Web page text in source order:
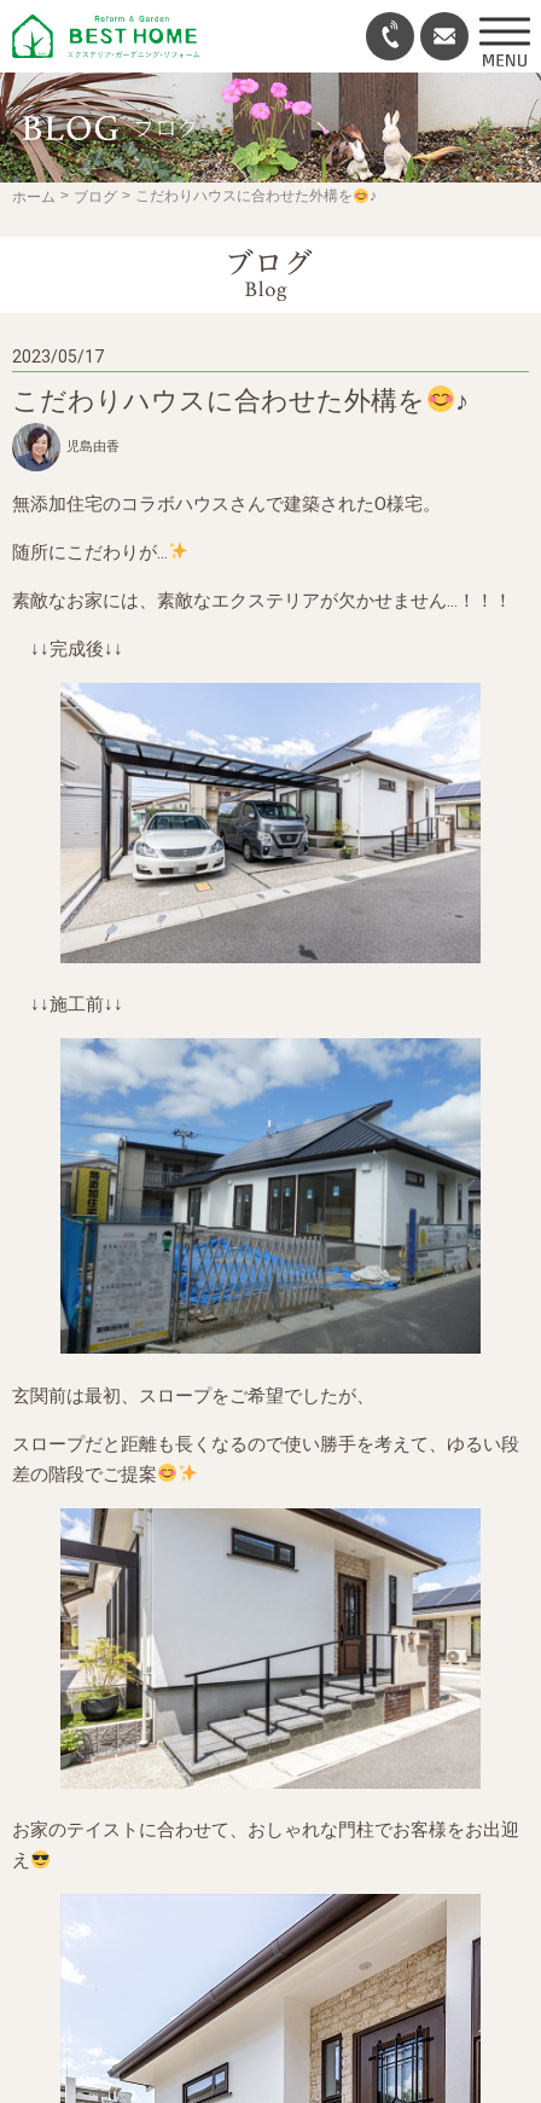
ホーム ブログ こだわりハウスに合わせた外構を ♪
2023/05/17
こだわりハウスに合わせた外構を ♪
児島由香
無添加住宅のコラボハウスさんで建築されたO様宅。
随所にこだわりが…
素敵なお家には、素敵なエクステリアが欠かせません…！！！
↓↓完成後↓↓
↓↓施工前↓↓
玄関前は最初、スロープをご希望でしたが、
スロープだと距離も長くなるので使い勝手を考えて、ゆるい段
差の階段でご提案
お家のテイストに合わせて、おしゃれな門柱でお客様をお出迎
え